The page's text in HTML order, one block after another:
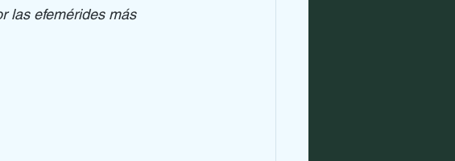
las efemérides más